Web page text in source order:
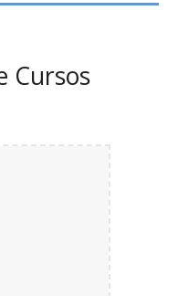
Cursos